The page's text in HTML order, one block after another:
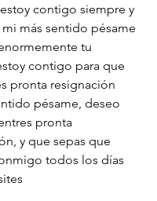
contigo siempre y
más sentido pésame
tu
contigo para que
pronta resignación
pésame, deseo
pronta
y que sepas que
todos los días